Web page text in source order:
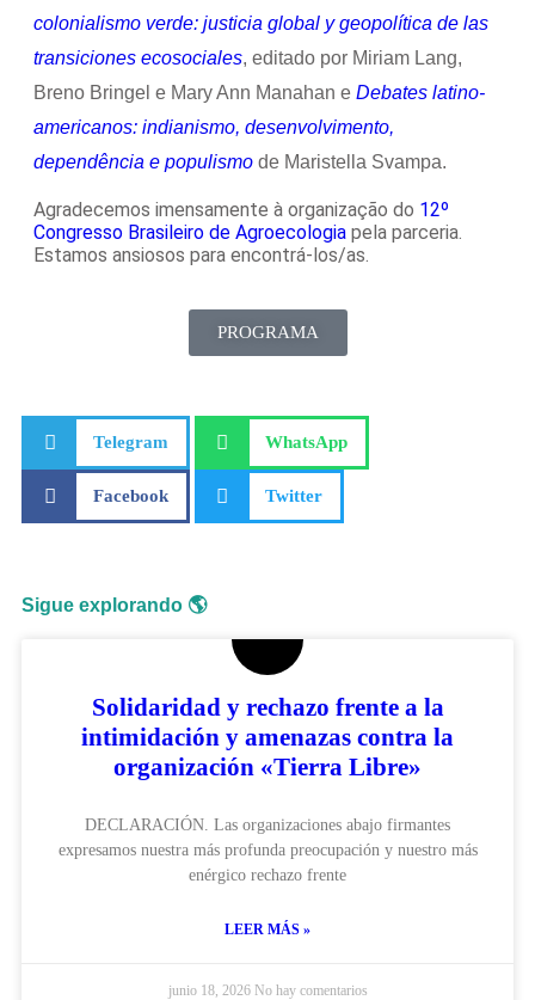
colonialismo verde: justicia global y geopolítica de las
transiciones ecosociales, editado por Miriam Lang,
Breno Bringel e Mary Ann Manahan e Debates latino-
americanos: indianismo, desenvolvimento,
dependência e populismo de Maristella Svampa.
Agradecemos imensamente à organização do 12º
Congresso Brasileiro de Agroecologia pela parceria.
Estamos ansiosos para encontrá-los/as.
PROGRAMA
Telegram WhatsApp
Facebook Twitter
Sigue explorando 🌎
Solidaridad y rechazo frente a la
intimidación y amenazas contra la
organización «Tierra Libre»
DECLARACIÓN. Las organizaciones abajo firmantes
expresamos nuestra más profunda preocupación y nuestro más
enérgico rechazo frente
LEER MÁS »
junio 18, 2026 No hay comentarios